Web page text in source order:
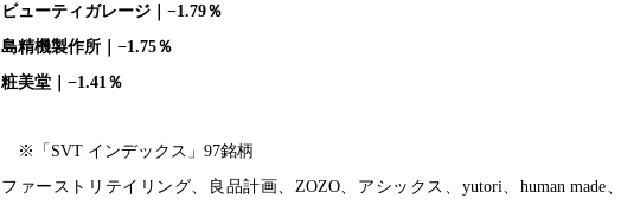
ビューティガレージ｜−1.79％
島精機製作所｜−1.75％
粧美堂｜−1.41％
※「SVT インデックス」97銘柄
ファーストリテイリング、良品計画、ZOZO、アシックス、yutori、human made